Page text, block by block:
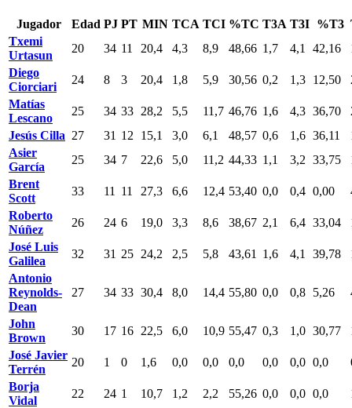
Jugador Edad PJ PT MIN TCA TCI %TC T3A T3I %T3
Txemi
Urtasun
20 34 11 20,4 4,3 8,9 48,66 1,7 4,1 42,16
Diego
Ciorciari
24 8 3 20,4 1,8 5,9 30,56 0,2 1,3 12,50
Matías
Lescano
25 34 33 28,2 5,5 11,7 46,76 1,6 4,3 36,70
Jesús Cilla 27 31 12 15,1 3,0 6,1 48,57 0,6 1,6 36,11
Asier
García
25 34 7 22,6 5,0 11,2 44,33 1,1 3,2 33,75
Brent
Scott
33 11 11 27,3 6,6 12,4 53,40 0,0 0,4 0,00
Roberto
Núñez
26 24 6 19,0 3,3 8,6 38,67 2,1 6,4 33,04
José Luis
Galilea
32 31 25 24,2 2,5 5,8 43,61 1,6 4,1 39,78
Antonio
Reynolds-
Dean
27 34 33 30,4 8,0 14,4 55,80 0,0 0,8 5,26
John
Brown
30 17 16 22,5 6,0 10,9 55,47 0,3 1,0 30,77
José Javier
Terrén
20 1 0 1,6 0,0 0,0 0,0 0,0 0,0 0,0
Borja
Vidal
22 24 1 10,7 1,2 2,2 55,26 0,0 0,0 0,0